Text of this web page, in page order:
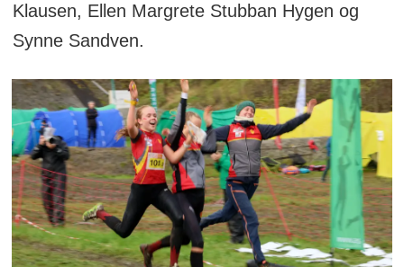
Klausen, Ellen Margrete Stubban Hygen og
Synne Sandven.